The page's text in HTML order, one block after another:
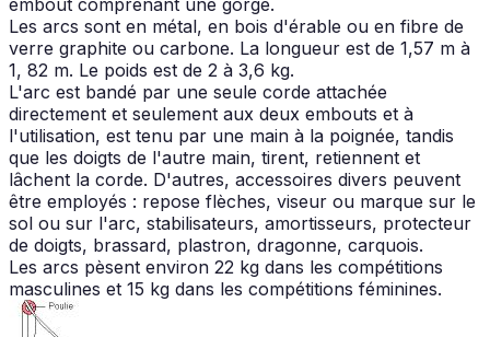
Les arcs sont en métal, en bois d'érable ou en fibre de
verre graphite ou carbone. La longueur est de 1,57 m à
1, 82 m. Le poids est de 2 à 3,6 kg.
L'arc est bandé par une seule corde attachée
directement et seulement aux deux embouts et à
l'utilisation, est tenu par une main à la poignée, tandis
que les doigts de l'autre main, tirent, retiennent et
lâchent la corde. D'autres, accessoires divers peuvent
être employés : repose flèches, viseur ou marque sur le
sol ou sur l'arc, stabilisateurs, amortisseurs, protecteur
de doigts, brassard, plastron, dragonne, carquois.
Les arcs pèsent environ 22 kg dans les compétitions
masculines et 15 kg dans les compétitions féminines.